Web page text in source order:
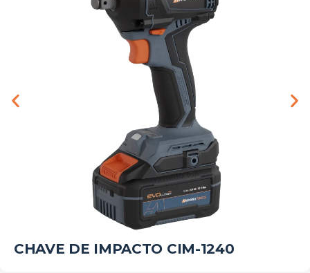
CHAVE DE IMPACTO CIM-1240